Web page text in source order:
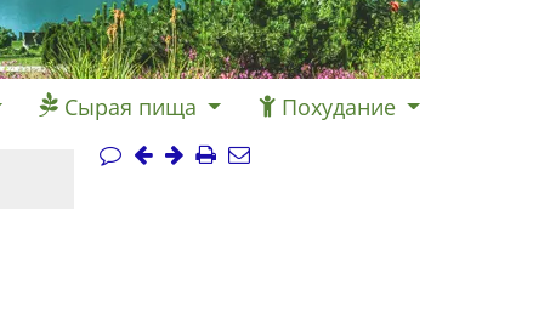
Сырая пища Похудание